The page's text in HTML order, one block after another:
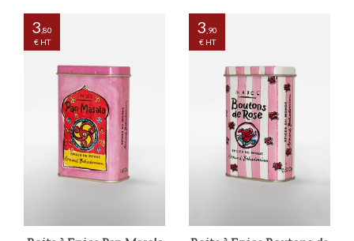
3 ,80
€ HT
3 ,90
€ HT